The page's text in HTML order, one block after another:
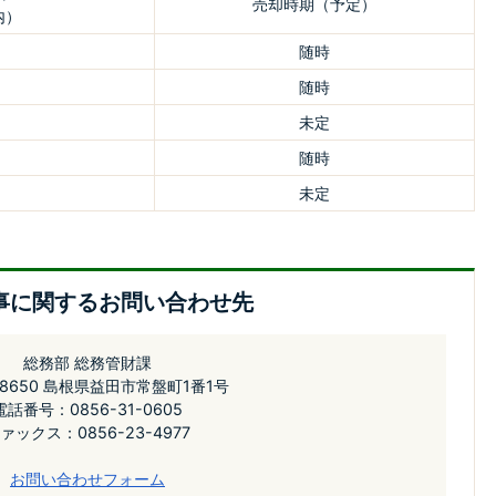
随時
随時
未定
随時
未定
に関するお問い合わせ先
総務部 総務管財課
島根県益田市常盤町1番1号
話番号：0856-31-0605
ックス：0856-23-4977
お問い合わせフォーム